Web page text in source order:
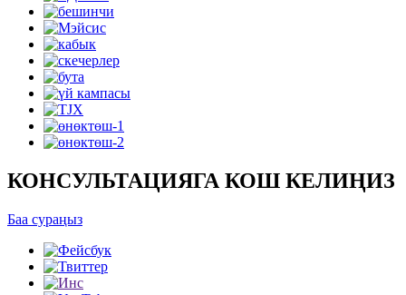
КОНСУЛЬТАЦИЯГА КОШ КЕЛИҢИЗ
Баа сураңыз